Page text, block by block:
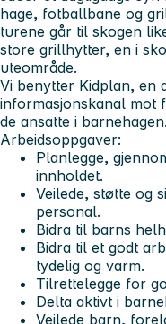
hage, fotballbane og
turene går til skogen
store grillhytter, en i
uteområde.
Vi benytter Kidplan, en
informasjonskanal mot
de ansatte i barnehagen.
Arbeidsoppgaver:
Planlegge,
innholdet.
Veilede, støtte og
personal.
Bidra til barns
Bidra til et godt
tydelig og varm.
Tilrettelegge for
Delta aktivt i
Veilede barn,